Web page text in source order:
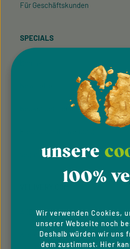
Für Geschäftskunden
SPECIALS
Neukundenrabatt
Vegane Aktionswochen
Allgemeine Teilnahmebedingung
unsere
100%
Wir verwenden Cookies,
unserer Webseite noch
Deshalb würden wir uns
dem zustimmst. Hier